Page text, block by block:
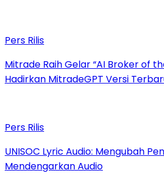
Pers Rilis
Mitrade Raih Gelar “AI Broker of
Hadirkan MitradeGPT Versi
Pers Rilis
UNISOC Lyric Audio: Mengubah
Mendengarkan Audio